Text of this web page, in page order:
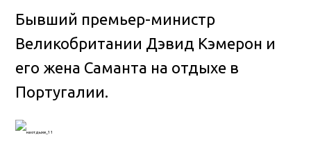
Бывший премьер-министр
Великобритании Дэвид Кэмерон и
его жена Саманта на отдыхе в
Португалии.